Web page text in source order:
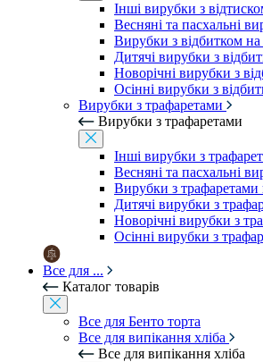
Інші вирубки з
Весняні та пасхальні
Вирубки з відбитком
Дитячі вирубки з
Новорічні вирубки з
Осінні вирубки з
Вирубки з трафаретами
Вирубки з трафаретами
Інші вирубки з
Весняні та пасхальні
Вирубки з трафаретами
Дитячі вирубки з
Новорічні вирубки з
Осінні вирубки з
Все для ...
Каталог товарів
Все для Бенто торта
Все для випікання хліба
Все для випікання хліба